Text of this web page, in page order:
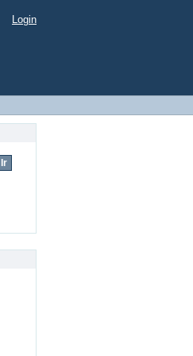
Login